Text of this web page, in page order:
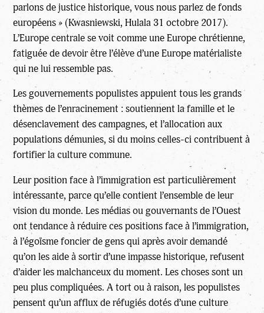
parlons de justice historique, vous nous parlez de fonds
européens » (Kwasniewski, Hulala 31 octobre 2017).
L’Europe centrale se voit comme une Europe chrétienne,
fatiguée de devoir être l’élève d’une Europe matérialiste
qui ne lui ressemble pas.
Les gouvernements populistes appuient tous les grands
thèmes de l’enracinement : soutiennent la famille et le
désenclavement des campagnes, et l’allocation aux
populations démunies, si du moins celles-ci contribuent à
fortifier la culture commune.
Leur position face à l’immigration est particulièrement
intéressante, parce qu’elle contient l’ensemble de leur
vision du monde. Les médias ou gouvernants de l’Ouest
ont tendance à réduire ces positions face à l’immigration,
à l’égoïsme foncier de gens qui après avoir demandé
qu’on les aide à sortir d’une impasse historique, refusent
d’aider les malchanceux du moment. Les choses sont un
peu plus compliquées. A tort ou à raison, les populistes
pensent qu’un afflux de réfugiés dotés d’une culture